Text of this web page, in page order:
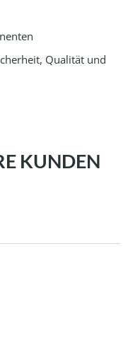
Qualität und
KUNDEN